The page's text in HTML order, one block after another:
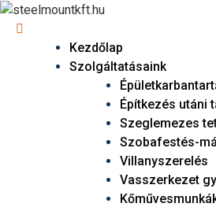
Kezdőlap
Szolgáltatásaink
Építkezés utáni
Szeglemezes
Szobafestés-
Villanyszerelés
Vasszerkezet